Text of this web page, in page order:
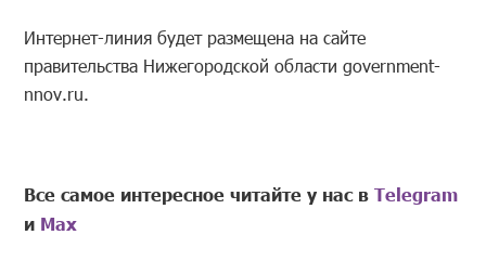
Интернет-линия будет размещена на сайте
правительства Нижегородской области government-
nnov.ru.
Все самое интересное читайте у нас вTelegram
и Mах